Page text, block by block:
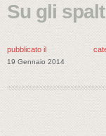
Su gli
pubblicato il
19 Gennaio 2014